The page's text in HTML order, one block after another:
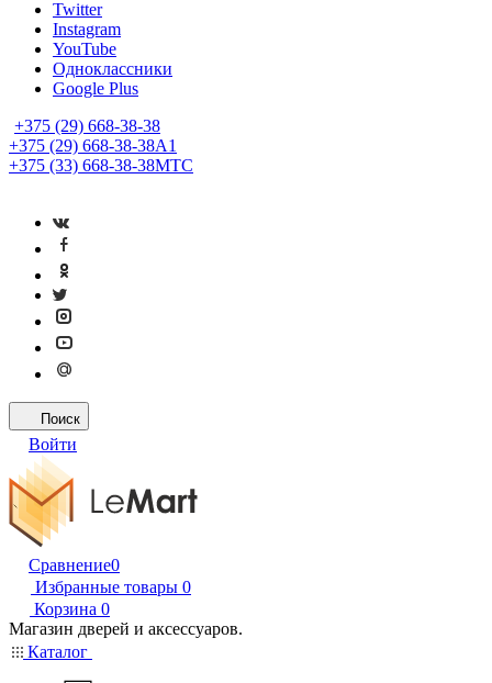
Twitter
Instagram
YouTube
Одноклассники
Google Plus
+375 (29) 668-38-38
+375 (29) 668-38-38A1
+375 (33) 668-38-38МТС
Поиск
Войти
Сравнение0
Избранные товары 0
Корзина 0
Магазин дверей и аксессуаров.
Каталог